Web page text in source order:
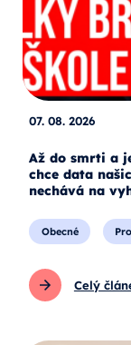
07. 08. 2026
Až do smrti a
chce data
nechává na
Obecné
Celý